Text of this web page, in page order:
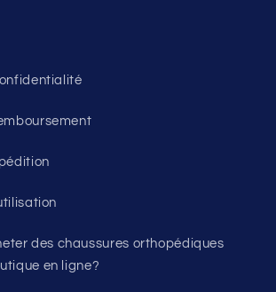
des chaussures orthopédiques
en ligne?